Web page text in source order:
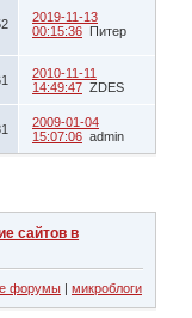
2019-11-13
00:15:36 Питер
2010-11-11
14:49:47 ZDES
2009-01-04
15:07:06 admin
сайтов в
форумы | микроблоги